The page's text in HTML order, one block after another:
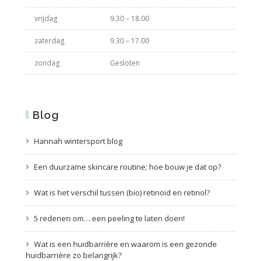
vrijdag 9.30 – 18.00
zaterdag 9.30 – 17.00
zondag Gesloten
Blog
Hannah wintersport blog
Een duurzame skincare routine; hoe bouw je dat op?
Wat is het verschil tussen (bio) retinoid en retinol?
5 redenen om… een peeling te laten doen!
Wat is een huidbarrière en waarom is een gezonde
huidbarrière zo belangrijk?